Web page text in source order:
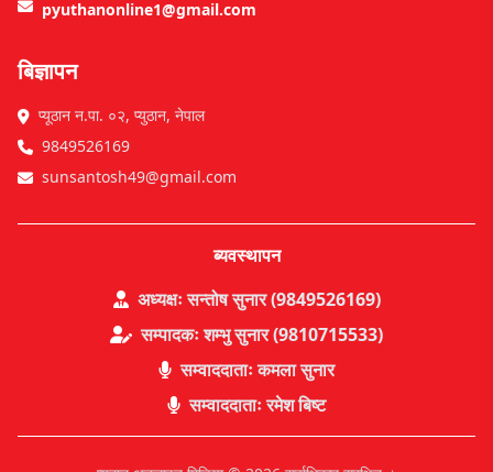
pyuthanonline1@gmail.com
बिज्ञापन
प्यूठान न.पा. ०२, प्युठान, नेपाल
9849526169
sunsantosh49@gmail.com
ब्यवस्थापन
अध्यक्षः सन्तोष सुनार (9849526169)
सम्पादकः शम्भु सुनार (9810715533)
सम्वाददाताः कमला सुनार
सम्वाददाताः रमेश बिष्ट